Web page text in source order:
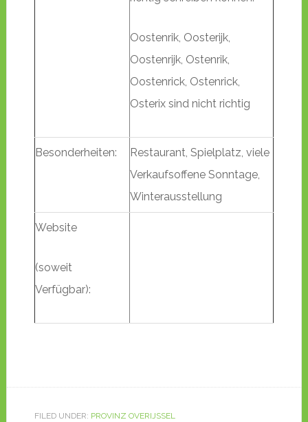
Oostenrik, Oosterijk,
Oostenrijk, Ostenrik,
Oostenrick, Ostenrick,
Osterix sind nicht richtig
Besonderheiten:
Restaurant, Spielplatz, viele
Verkaufsoffene Sonntage,
Winterausstellung
Website
(soweit
Verfügbar):
FILED UNDER: PROVINZ OVERIJSSEL